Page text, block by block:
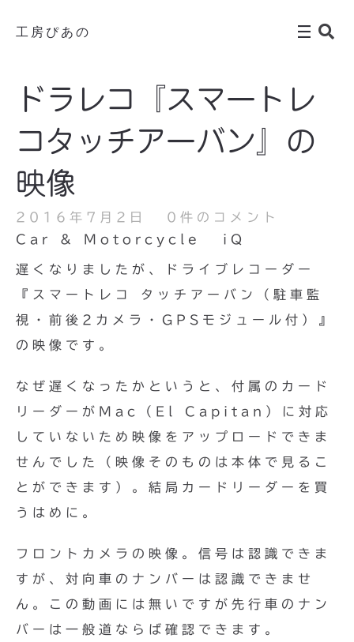
工房ぴあの
ドラレコ『スマートレ
コタッチアーバン』の
映像
2016年7月2日
0件のコメント
Car & Motorcycle
iQ
遅くなりましたが、ドライブレコーダー
『スマートレコ タッチアーバン（駐車監
視・前後2カメラ・GPSモジュール付）』
の映像です。
なぜ遅くなったかというと、付属のカード
リーダーがMac（El Capitan）に対応
していないため映像をアップロードできま
せんでした（映像そのものは本体で見るこ
とができます）。結局カードリーダーを買
うはめに。
フロントカメラの映像。信号は認識できま
すが、対向車のナンバーは認識できませ
ん。この動画には無いですが先行車のナン
バーは一般道ならば確認できます。